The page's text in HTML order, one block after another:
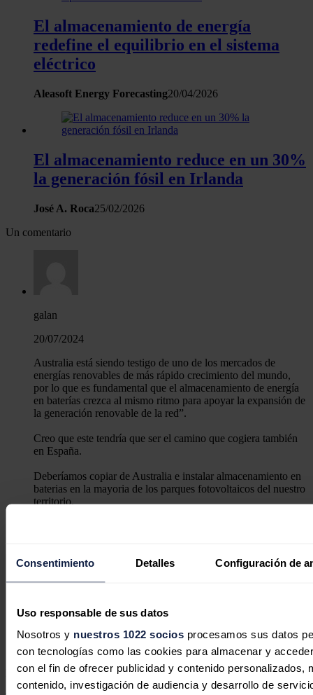
Consentimiento Detalles Configuración de
Uso responsable de sus datos
Nosotros y nuestros 1022 sociosprocesamos sus datos
con tecnologías como las cookies para almacenar y
con el fin de ofrecer publicidad y contenido personalizados,
contenido, investigación de audiencia y desarrollo de
El almacenamiento de energía
redefine el equilibrio en el sistema
eléctrico
Aleasoft Energy Forecasting20/04/2026
El almacenamiento reduce en un 30%
la generación fósil en Irlanda
José A. Roca25/02/2026
Un comentario
galan
20/07/2024
Australia está siendo testigo de uno de los mercados de
energías renovables de más rápido crecimiento del mundo,
por lo que es fundamental que el almacenamiento de energía
en baterías crezca al mismo ritmo para apoyar la expansión de
la generación renovable de la red”.
Creo que este tendría que ser el camino que cogiera también
en España.
Deberíamos copiar de Australia e instalar almacenamiento en
baterias en la mayoria de los parques fotovoltaicos del nuestro
territorio.
tambien Europa"
Responder
Deja tu comentario